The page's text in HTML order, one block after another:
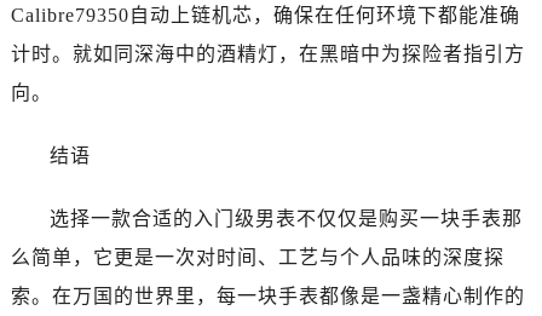
Calibre79350自动上链机芯，确保在任何环境下都能准确
计时。就如同深海中的酒精灯，在黑暗中为探险者指引方
向。
结语
选择一款合适的入门级男表不仅仅是购买一块手表那
么简单，它更是一次对时间、工艺与个人品味的深度探
索。在万国的世界里，每一块手表都像是一盏精心制作的